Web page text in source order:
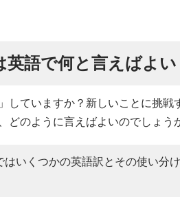
英語で何と言えばよい
していますか？新しいことに挑戦
どのように言えばよいのでしょう
はいくつかの英語訳とその使い分